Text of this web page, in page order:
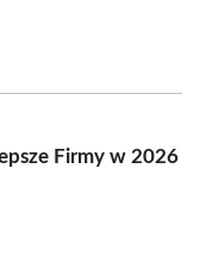
Firmy w 2026